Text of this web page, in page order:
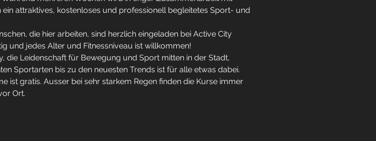
attraktives, kostenloses und professionell begleitetes Sport- und
die hier arbeiten, sind herzlich eingeladen bei Active City
und jedes Alter und Fitnessniveau ist willkommen!
die Leidenschaft für Bewegung und Sport mitten in der Stadt,
Sportarten bis zu den neuesten Trends ist für alle etwas dabei.
ist gratis. Ausser bei sehr starkem Regen finden die Kurse immer
Ort.